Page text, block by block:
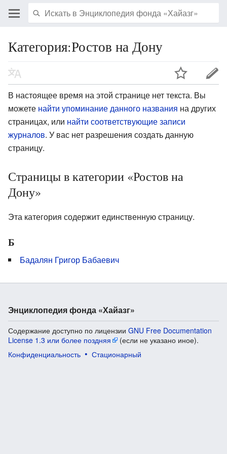
Категория:Ростов на Дону
В настоящее время на этой странице нет текста. Вы
можете найти упоминание данного названия на других
страницах, или найти соответствующие записи
журналов. У вас нет разрешения создать данную
страницу.
Страницы в категории «Ростов на
Дону»
Эта категория содержит единственную страницу.
Б
Бадалян Григор Бабаевич
Энциклопедия фонда «Хайазг»
Содержание доступно по лицензии GNU Free Documentation
License 1.3 или более поздняя
(если не указано иное).
Конфиденциальность
Стационарный